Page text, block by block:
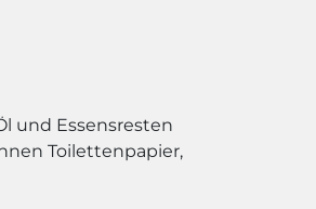
und Essensresten
Toilettenpapier,